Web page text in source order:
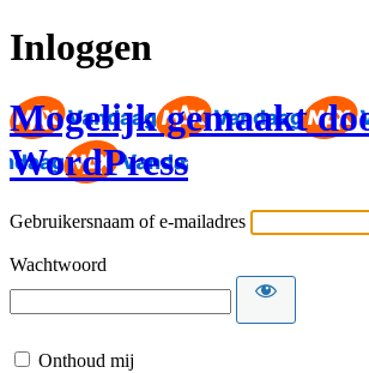
Inloggen
Mogelijk gemaakt
WordPress
Gebruikersnaam of e-mailadres
Wachtwoord
Onthoud mij